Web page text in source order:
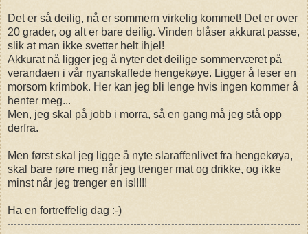
Det er så deilig, nå er sommern virkelig kommet! Det er over
20 grader, og alt er bare deilig. Vinden blåser akkurat passe,
slik at man ikke svetter helt ihjel!
Akkurat nå ligger jeg å nyter det deilige sommerværet på
verandaen i vår nyanskaffede hengekøye. Ligger å leser en
morsom krimbok. Her kan jeg bli lenge hvis ingen kommer å
henter meg...
Men, jeg skal på jobb i morra, så en gang må jeg stå opp
derfra.
Men først skal jeg ligge å nyte slaraffenlivet fra hengekøya,
skal bare røre meg når jeg trenger mat og drikke, og ikke
minst når jeg trenger en is!!!!!
Ha en fortreffelig dag :-)